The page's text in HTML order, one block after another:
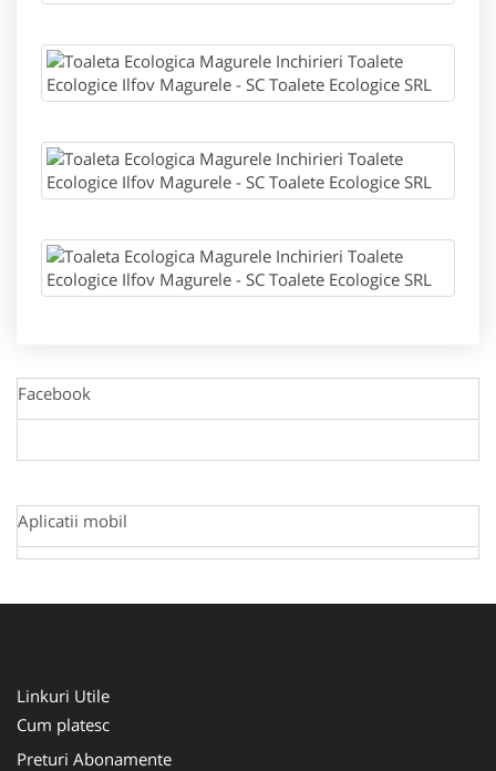
Facebook
Aplicatii mobil
Linkuri Utile
Cum platesc
Preturi Abonamente